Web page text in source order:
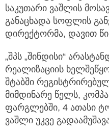
საკუთარი ვაშლის
განაცხადა სოფლის
დირექტორმა, დავით
„შპს „შინდისი“
რეალიზაციის
შტაბში
მიმდინარე წელს,
ფარგლებში, 4 ათასი
ვაშლი უკვე